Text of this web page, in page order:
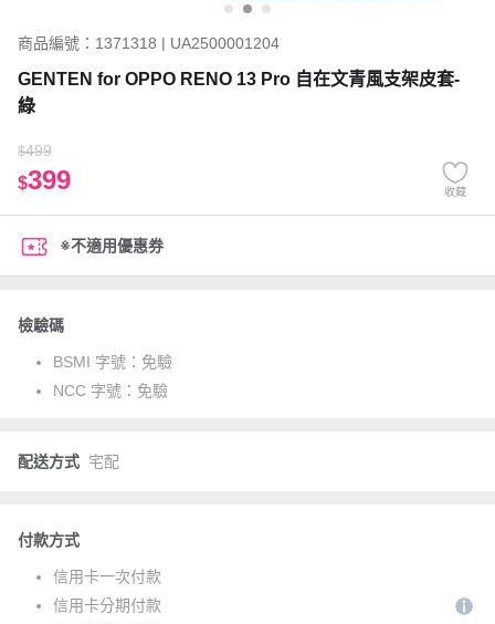
商品編號：1371318 | UA2500001204
GENTEN for OPPO RENO 13 Pro 自在文青風支架皮套-
綠
$499
$399 收藏
※不適用優惠券
檢驗碼
BSMI 字號： 免驗
NCC 字號： 免驗
配送方式 宅配
付款方式
信用卡一次付款
信用卡分期付款